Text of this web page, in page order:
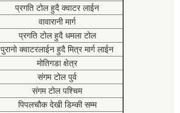
प्रगति टोल हुदै क्वाटर लाईन
वावारानी मार्ग
प्रगति टोल हुदै धमला टोल
पुरानो क्वाटरलाईन हुदै मित्र मार्ग लाईन
मोतिगडा क्षेत्र
संगम टोल पुर्व
संगम टोल पश्चिम
पिपलचौक देखी डिम्की सम्म